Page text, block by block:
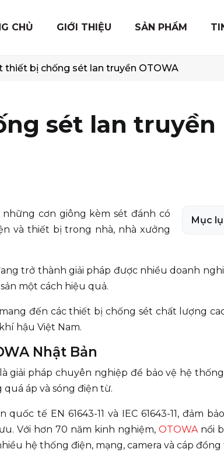
CHỦ GIỚI THIỆU SẢN PHẨM
thiết bị chống sét lan truyền OTOWA
sét lan truyền
Mục
cơn giông kèm sét đánh có
và thiết bị trong nhà, nhà xưởng
trở thành giải pháp được nhiều doanh
một cách hiệu quả.
đến các thiết bị chống sét chất lượng
hậu Việt Nam.
Nhật Bản
giải pháp chuyên nghiệp để bảo vệ hệ
áp và sóng điện từ.
tế EN 61643-11 và IEC 61643-11, đảm
Với hơn 70 năm kinh nghiệm, OTOWAnổi
hệ thống điện, mạng, camera và cáp